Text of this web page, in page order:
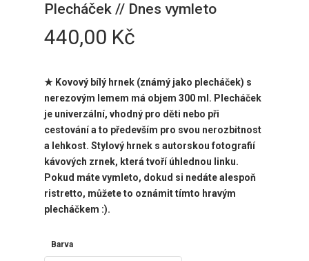
Plecháček // Dnes vymleto
440,00 Kč
★ Kovový bílý hrnek (známý jako plecháček) s
nerezovým lemem má objem 300 ml. Plecháček
je univerzální, vhodný pro děti nebo při
cestování a to především pro svou nerozbitnost
a lehkost. Stylový hrnek s autorskou fotografií
kávových zrnek, která tvoří úhlednou linku.
Pokud máte vymleto, dokud si nedáte alespoň
ristretto, můžete to oznámit tímto hravým
plecháčkem :).
Barva